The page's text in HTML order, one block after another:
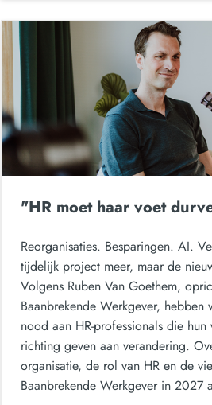
"HR moet haar voet
Reorganisaties. Besparingen. AI.
tijdelijk project meer, maar de
Volgens Ruben Van Goethem,
Baanbrekende Werkgever, hebben
nood aan HR-professionals die
richting geven aan verandering.
organisatie, de rol van HR en de
Baanbrekende Werkgever in 2027